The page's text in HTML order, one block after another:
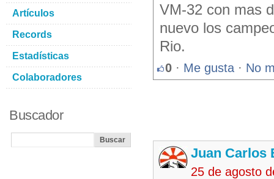
VM-32 con mas
nuevo los
Rio.
0 · Me gusta · No
Juan Carlos
25 de agosto
Artículos
Records
Estadísticas
Colaboradores
Buscador